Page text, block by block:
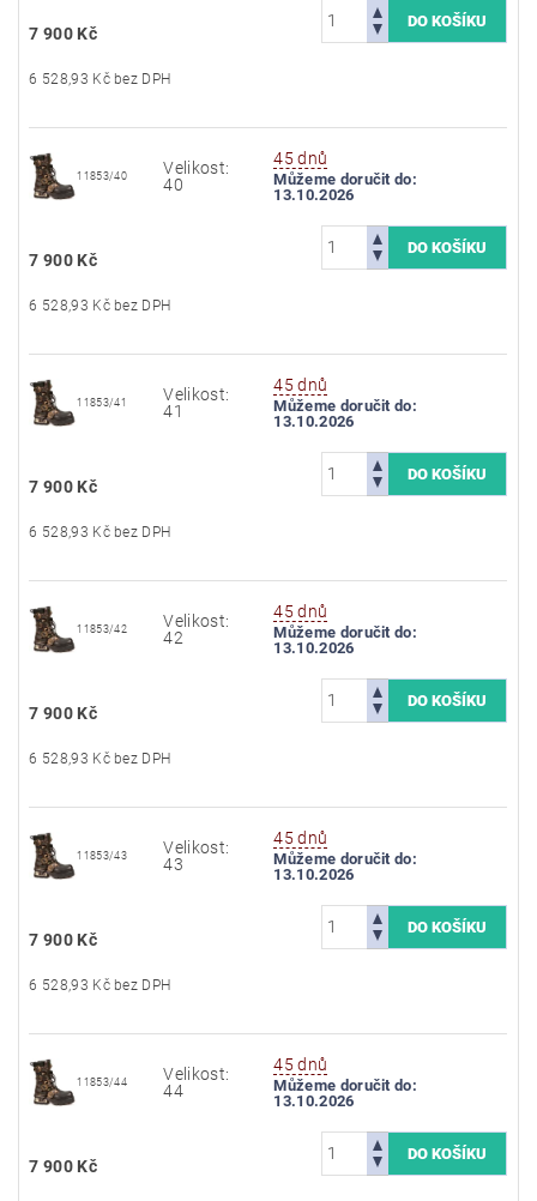
7 900 Kč
6 528,93 Kč bez DPH
11853/40
Velikost:
40
45 dnů
Můžeme doručit do:
13.10.2026
7 900 Kč
6 528,93 Kč bez DPH
11853/41
Velikost:
41
45 dnů
Můžeme doručit do:
13.10.2026
7 900 Kč
6 528,93 Kč bez DPH
11853/42
Velikost:
42
45 dnů
Můžeme doručit do:
13.10.2026
7 900 Kč
6 528,93 Kč bez DPH
11853/43
Velikost:
43
45 dnů
Můžeme doručit do:
13.10.2026
7 900 Kč
6 528,93 Kč bez DPH
11853/44
Velikost:
44
45 dnů
Můžeme doručit do:
13.10.2026
7 900 Kč